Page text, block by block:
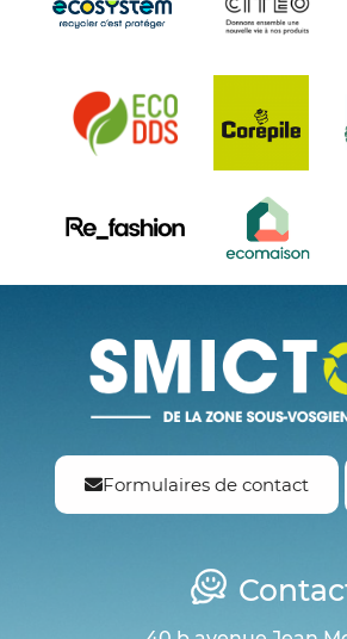
Formulaires de contact